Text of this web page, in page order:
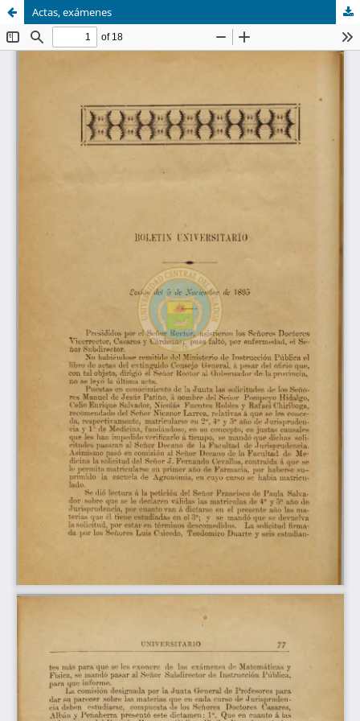
Actas, exámenes